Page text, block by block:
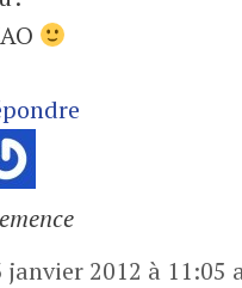
janvier 2012 à 11:05